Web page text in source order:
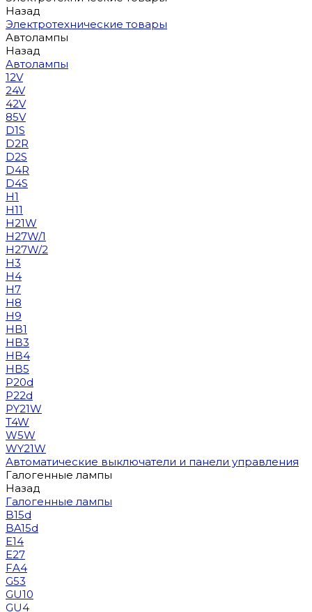
Назад
Электротехнические товары
Автолампы
Назад
Автолампы
12V
24V
42V
85V
D1S
D2R
D2S
D4R
D4S
H1
H11
H21W
H27W/1
H27W/2
H3
H4
H7
H8
H9
HB1
HB3
HB4
HB5
P20d
P22d
PY21W
T4W
W5W
WY21W
Автоматические выключатели и панели управления
Галогенные лампы
Назад
Галогенные лампы
B15d
BA15d
E14
E27
FA4
G53
GU10
GU4